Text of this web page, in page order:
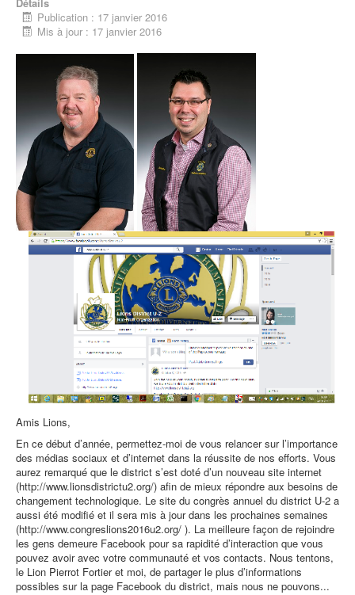
Publication : 17 janvier 2016
Mis à jour : 17 janvier 2016
Amis Lions,
En ce début d’année, permettez-moi de vous relancer sur l’importance
des médias sociaux et d’internet dans la réussite de nos efforts. Vous
aurez remarqué que le district s’est doté d’un nouveau site internet
(http://www.lionsdistrictu2.org/) afin de mieux répondre aux besoins de
changement technologique. Le site du congrès annuel du district U-2 a
aussi été modifié et il sera mis à jour dans les prochaines semaines
(http://www.congreslions2016u2.org/ ). La meilleure façon de rejoindre
les gens demeure Facebook pour sa rapidité d’interaction que vous
pouvez avoir avec votre communauté et vos contacts. Nous tentons,
le Lion Pierrot Fortier et moi, de partager le plus d’informations
possibles sur la page Facebook du district, mais nous ne pouvons...